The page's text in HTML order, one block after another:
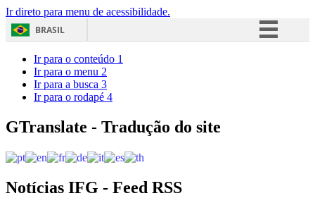
Ir direto para menu de acessibilidade.
BRASIL
Acesso à informação
Ir para o conteúdo 1
Ir para o menu 2
Ir para a busca 3
Ir para o rodapé 4
GTranslate - Tradução do site
Notícias IFG - Feed RSS